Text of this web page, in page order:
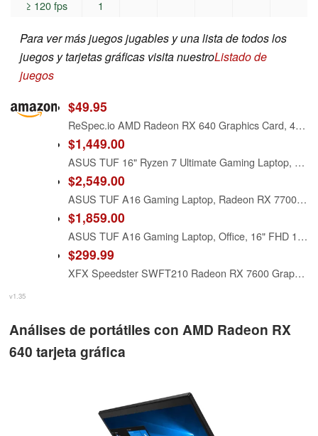
≥ 120 fps
1
Para ver más juegos jugables y una lista de todos los
juegos y tarjetas gráficas visita nuestroListado de
juegos
$49.95
ReSpec.io AMD Radeon RX 640 Graphics Card, 4GB, Low Profile, Dell GPU 6044M (Renewed)
$1,449.00
ASUS TUF 16" Ryzen 7 Ultimate Gaming Laptop, 16" FHD+ 165Hz, AMD Ryzen 7 7735HS, AMD Radeon RX 7700S (Beats GeForce RTX 4060), 32GB DDR5 RAM, 1TB SSD, RGB Backlit KB, Wi-Fi 6, Windows 11 Home, Black
$2,549.00
ASUS TUF A16 Gaming Laptop, Radeon RX 7700S 8 GB(Beats RTX 4060), AMD Ryzen 7 7735HS(Up to 4.75 GHz, Beats i7-13620H), 16" FHD 165 Hz, 64 GB DDR5, 4 TB SSD, Wi-Fi 6, Windows 11 Pro, Accessories
$1,859.00
ASUS TUF A16 Gaming Laptop, Office, 16" FHD 165 Hz, Radeon RX 7700S 8 GB(Beats RTX 4060), AMD Ryzen 7 7735HS(Up to 4.75 GHz, Beats i7-13620H), 32 GB DDR5, 1 TB SSD, Wi-Fi 6, Windows 11 Pro
$299.99
XFX Speedster SWFT210 Radeon RX 7600 Graphics Card with 8GB GDDR6 HDMI 3xDP, AMD RDNA 3 RX-76PSWFTFA
v1.35
Análises de portátiles con AMD Radeon RX
640 tarjeta gráfica